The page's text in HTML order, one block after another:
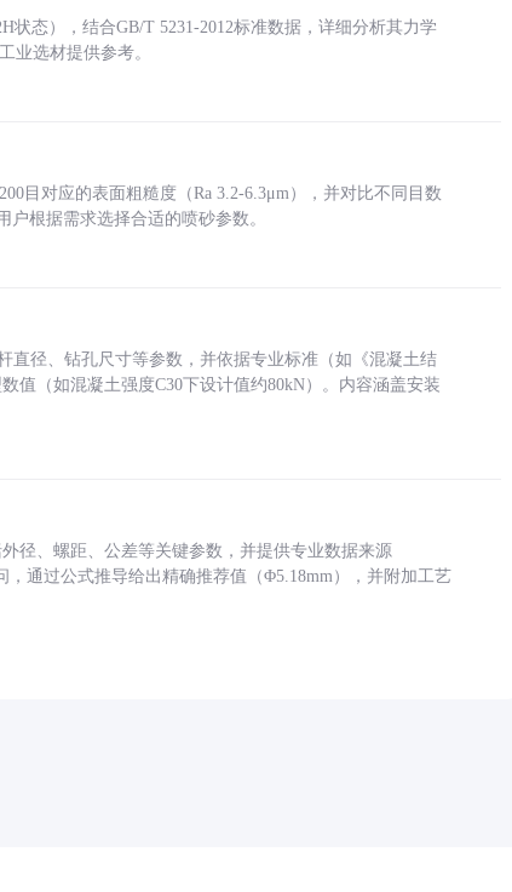
态），结合GB/T 5231-2012标准数据，详细分析其力学
业选材提供参考。
目对应的表面粗糙度（Ra 3.2-6.3μm），并对比不同目数
根据需求选择合适的喷砂参数。
直径、钻孔尺寸等参数，并依据专业标准（如《混凝土结
值（如混凝土强度C30下设计值约80kN）。内容涵盖安装
径、螺距、公差等关键参数，并提供专业数据来源
，通过公式推导给出精确推荐值（Φ5.18mm），并附加工艺